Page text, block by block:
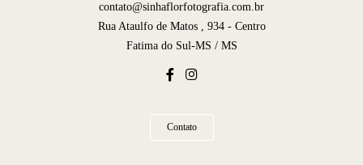
contato@sinhaflorfotografia.com.br
Rua Ataulfo de Matos , 934 - Centro
Fatima do Sul-MS / MS
Contato